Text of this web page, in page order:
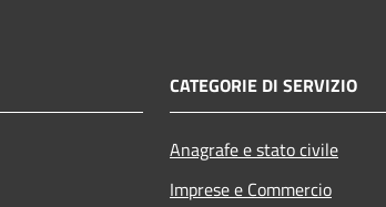
CATEGORIE DI SERVIZIO
Anagrafe e stato civile
Imprese e Commercio